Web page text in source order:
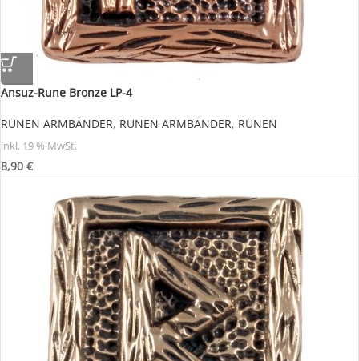
Ansuz-Rune Bronze LP-4
RUNEN ARMBÄNDER, RUNEN ARMBÄNDER, RUNEN
inkl. 19 % MwSt.
8,90 €